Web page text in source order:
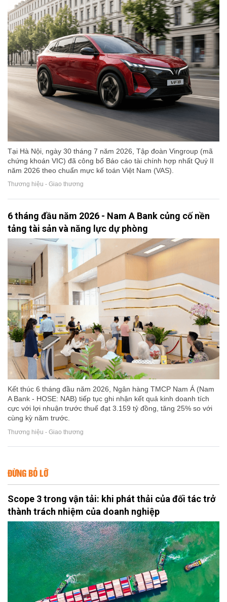
Tại Hà Nội, ngày 30 tháng 7 năm 2026, Tập đoàn Vingroup (mã
chứng khoán VIC) đã công bố Báo cáo tài chính hợp nhất Quý II
năm 2026 theo chuẩn mực kế toán Việt Nam (VAS).
Thương hiệu - Giao thương
6 tháng đầu năm 2026 - Nam A Bank củng cố nền
tảng tài sản và năng lực dự phòng
Kết thúc 6 tháng đầu năm 2026, Ngân hàng TMCP Nam Á (Nam
A Bank - HOSE: NAB) tiếp tục ghi nhận kết quả kinh doanh tích
cực với lợi nhuận trước thuế đạt 3.159 tỷ đồng, tăng 25% so với
cùng kỳ năm trước.
Thương hiệu - Giao thương
ĐỪNG BỎ LỠ
Scope 3 trong vận tải: khi phát thải của đối tác trở
thành trách nhiệm của doanh nghiệp